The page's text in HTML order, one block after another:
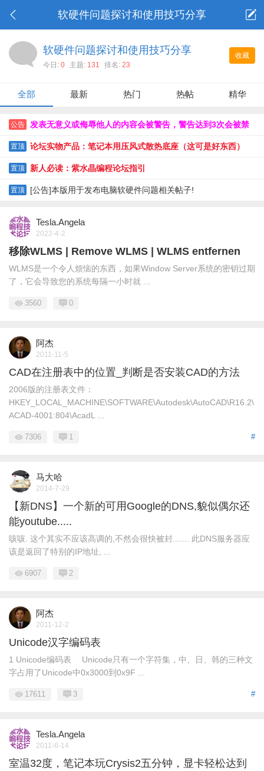
软硬件问题探讨和使用技巧分享
收藏
软硬件问题探讨和使用技巧分享
今日: 0 主题: 131 排名: 23
全部 最新 热门 热帖 精华
公告 发表无意义或侮辱他人的内容会被警告，警告达到3次会被禁
止发言或封号。
置顶 论坛实物产品：笔记本用压风式散热底座（这可是好东西）
置顶 新人必读：紫水晶编程论坛指引
置顶 [公告]本版用于发布电脑软硬件问题相关帖子!
Tesla.Angela
2022-4-2
移除WLMS | Remove WLMS | WLMS entfernen
WLMS是一个令人烦恼的东西，如果Window Server系统的密钥过期
了，它会导致您的系统每隔一小时就 ...
3560 0
阿杰
2011-11-5
CAD在注册表中的位置_判断是否安装CAD的方法
2006版的注册表文件：
HKEY_LOCAL_MACHINE\SOFTWARE\Autodesk\AutoCAD\R16.2\
ACAD-4001:804\AcadL ...
#
7306 1
马大哈
2014-7-29
【新DNS】一个新的可用Google的DNS,貌似偶尔还
能youtube.....
咳咳. 这个其实不应该高调的,不然会很快被封....... 此DNS服务器应
该是返回了特别的IP地址, ...
6907 2
阿杰
2011-12-2
Unicode汉字编码表
1 Unicode编码表 Unicode只有一个字符集，中、日、韩的三种文
字占用了Unicode中0x3000到0x9F ...
#
17611 3
Tesla.Angela
2011-6-14
室温32度，笔记本玩Crysis2五分钟，显卡轻松达到